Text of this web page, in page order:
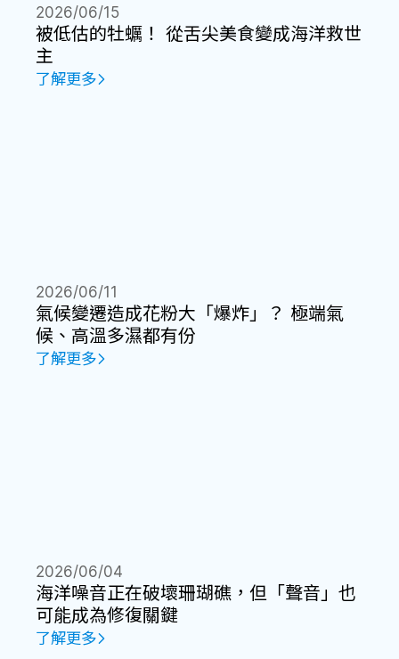
被低估的牡蠣！ 從舌尖美食變成海洋救世
主
2026/06/15
了解更多
氣候變遷造成花粉大「爆炸」？ 極端氣
候、高溫多濕都有份
2026/06/11
了解更多
海洋噪音正在破壞珊瑚礁，但「聲音」也
可能成為修復關鍵
2026/06/04
了解更多